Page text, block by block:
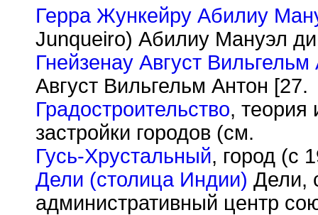
Герра Жункейру Абилиу
Junqueiro) Абилиу Мануэл
Гнейзенау Август Вильгельм
Август Вильгельм Антон [27.
Градостроительство, теория
застройки городов (см.
Гусь-Хрустальный, город (с
Дели (столица Индии) Дели,
административный центр